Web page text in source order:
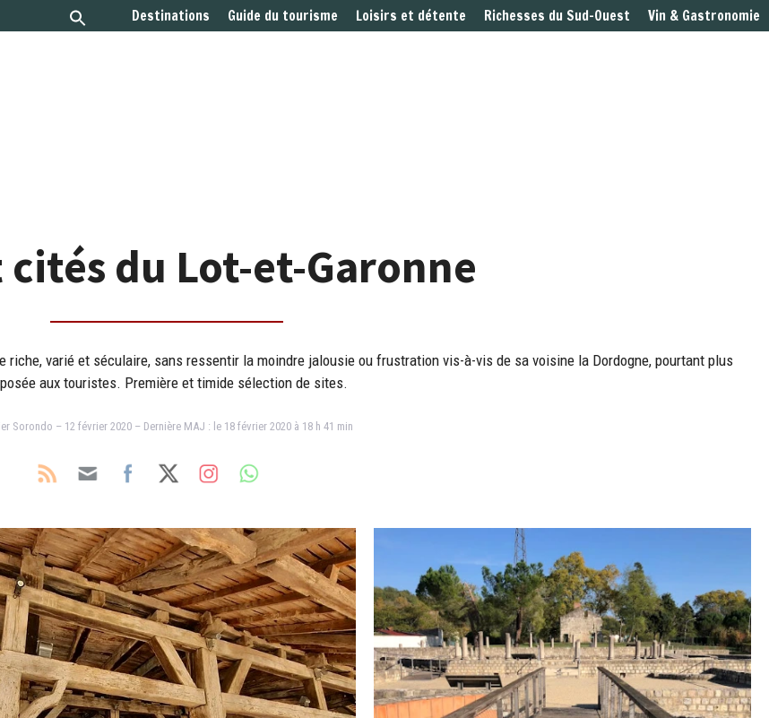
Destinations Guide du tourisme Loisirs et détente Richesses du Sud-Ouest Vin & Gastronomie
cités du Lot-et-Garonne
riche, varié et séculaire, sans ressentir la moindre jalousie ou frustration vis-à-vis de sa voisine la Dordogne, pourtant plus
aux touristes. Première et timide sélection de sites.
Sorondo – 12 février 2020 – Dernière MAJ : le 18 février 2020 à 18 h 41 min